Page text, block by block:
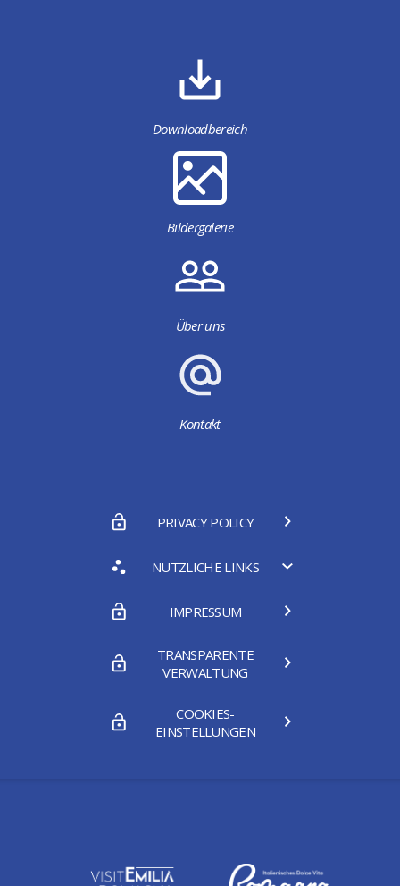
Downloadbereich
Bildergalerie
Über uns
Kontakt
PRIVACY POLICY
NÜTZLICHE LINKS
IMPRESSUM
TRANSPARENTE
VERWALTUNG
COOKIES-
EINSTELLUNGEN